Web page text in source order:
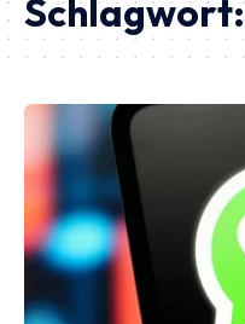
Schlagwort: